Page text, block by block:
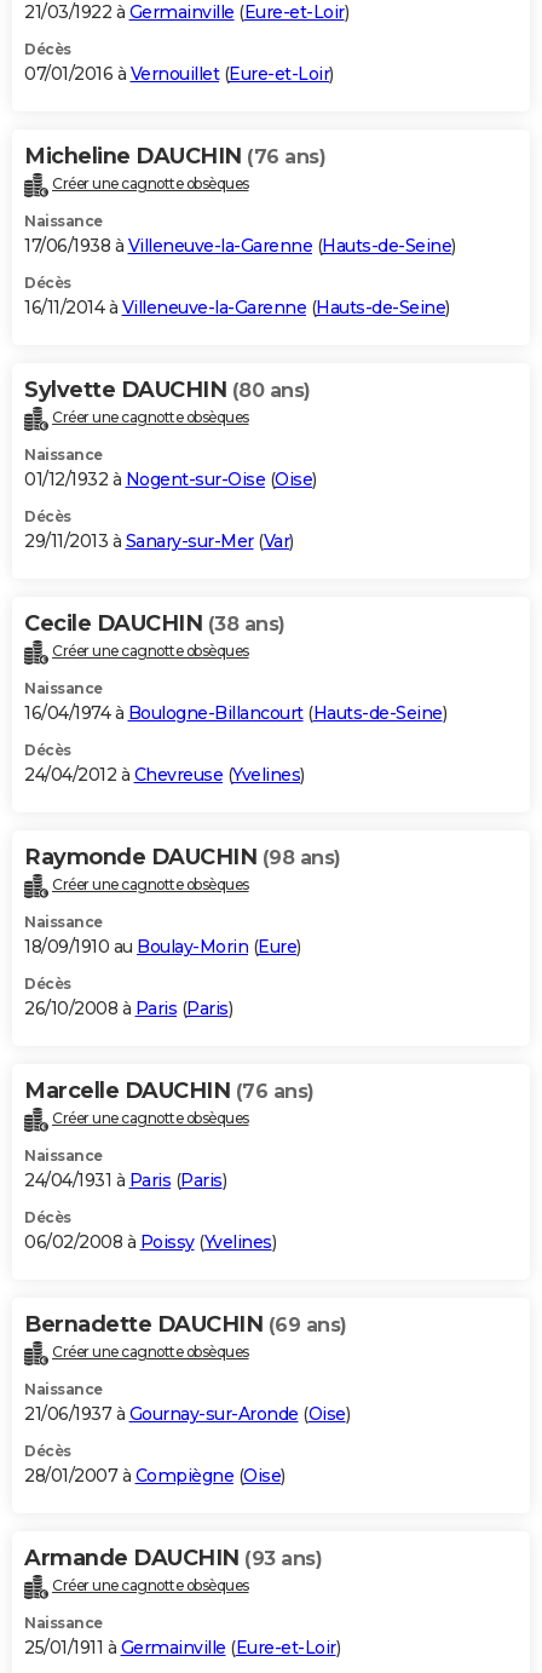
21/03/1922 à Germainville (Eure-et-Loir)
Décès
07/01/2016 à Vernouillet(Eure-et-Loir)
Micheline DAUCHIN (76 ans)
Créer une cagnotte obsèques
Naissance
17/06/1938 à Villeneuve-la-Garenne (Hauts-de-Seine)
Décès
16/11/2014 à Villeneuve-la-Garenne (Hauts-de-Seine)
Sylvette DAUCHIN (80 ans)
Créer une cagnotte obsèques
Naissance
01/12/1932 à Nogent-sur-Oise (Oise)
Décès
29/11/2013 à Sanary-sur-Mer(Var)
Cecile DAUCHIN (38 ans)
Créer une cagnotte obsèques
Naissance
16/04/1974 à Boulogne-Billancourt(Hauts-de-Seine)
Décès
24/04/2012 à Chevreuse (Yvelines)
Raymonde DAUCHIN (98 ans)
Créer une cagnotte obsèques
Naissance
18/09/1910 au Boulay-Morin (Eure)
Décès
26/10/2008 à Paris (Paris)
Marcelle DAUCHIN (76 ans)
Créer une cagnotte obsèques
Naissance
24/04/1931 à Paris (Paris)
Décès
06/02/2008 à Poissy(Yvelines)
Bernadette DAUCHIN (69 ans)
Créer une cagnotte obsèques
Naissance
21/06/1937 à Gournay-sur-Aronde (Oise)
Décès
28/01/2007 à Compiègne (Oise)
Armande DAUCHIN (93 ans)
Créer une cagnotte obsèques
Naissance
25/01/1911 à Germainville (Eure-et-Loir)